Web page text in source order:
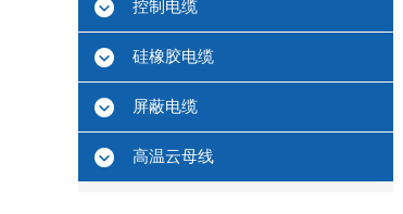
控制电缆
硅橡胶电缆
屏蔽电缆
高温云母线